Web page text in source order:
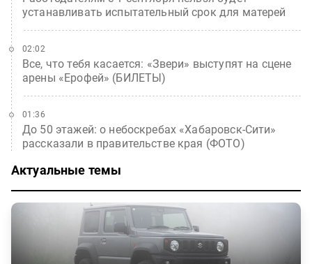
устанавливать испытательный срок для матерей
Все, что тебя касается: «Звери» выступят на сцене
арены «Ерофей» (БИЛЕТЫ)
02:02
До 50 этажей: о небоскребах «Хабаровск-Сити»
рассказали в правительстве края (ФОТО)
01:36
Актуальные темы